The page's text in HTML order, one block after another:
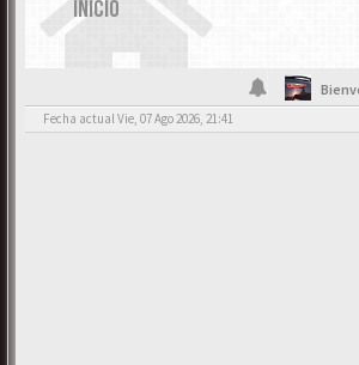
INICIO
Fecha actual Vie, 07 Ago 2026, 21:41